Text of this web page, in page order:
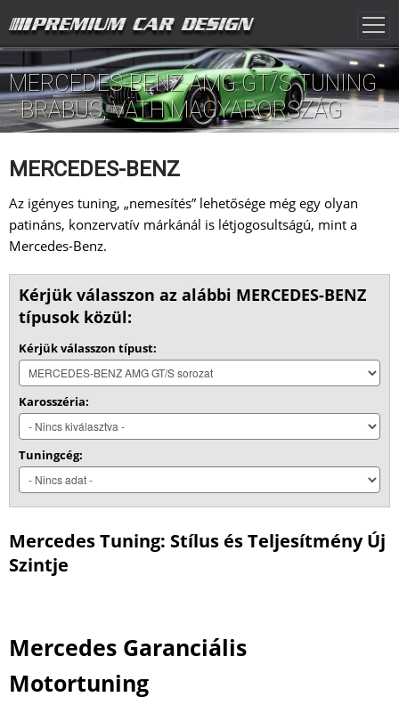
MERCEDES-BENZ AMG GT/S TUNING
- BRABUS, VÄTH MAGYARORSZÁG
MERCEDES-BENZ
Az igényes tuning, „nemesítés” lehetősége még egy olyan
patináns, konzervatív márkánál is létjogosultságú, mint a
Mercedes-Benz.
Kérjük válasszon az alábbi MERCEDES-BENZ
típusok közül:
Kérjük válasszon típust:
Karosszéria:
Tuningcég:
Mercedes Tuning: Stílus és Teljesítmény Új
Szintje
Mercedes Garanciális
Motortuning